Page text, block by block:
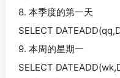
8. 本季度的第一天
SELECT
9. 本周的星期一
SELECT